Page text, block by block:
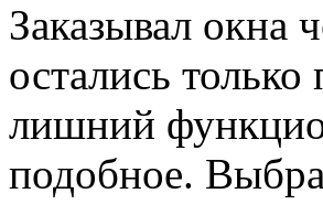
Заказывал окна
остались
лишний
подобное.